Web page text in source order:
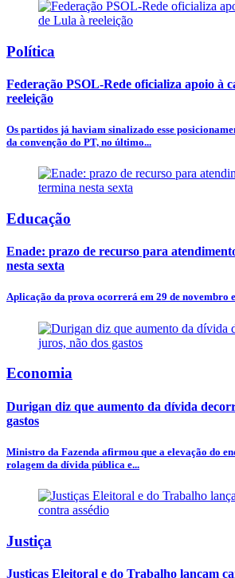
Política
Federação PSOL-Rede oficializa apoio à
reeleição
Os partidos já haviam sinalizado esse
da convenção do PT, no último...
Educação
Enade: prazo de recurso para
nesta sexta
Aplicação da prova ocorrerá em 29 de novembro
Economia
Durigan diz que aumento da dívida
gastos
Ministro da Fazenda afirmou que a elevação do
rolagem da dívida pública e...
Justiça
Justiças Eleitoral e do Trabalho lançam